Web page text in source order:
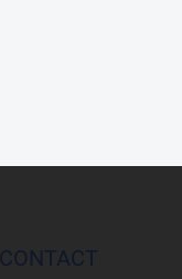
CONTACT